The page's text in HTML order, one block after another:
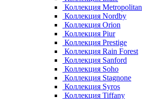
Коллекция Metropolitan
Коллекция Nordby
Коллекция Orion
Коллекция Piur
Коллекция Prestige
Коллекция Rain Forest
Коллекция Sanford
Коллекция Soho
Коллекция Stagnone
Коллекция Syros
Коллекция Tiffany